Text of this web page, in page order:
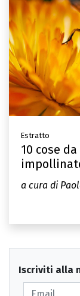
Estratto
10 cose
a cura di
Iscriviti alla